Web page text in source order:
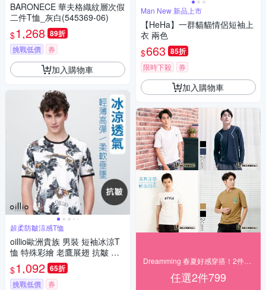
BARONECE 華夫格織紋層次假
二件T恤_灰白(545369-06)
$1,268 89折
挑戰低價 券
加入購物車
超柔防皺涼感T恤
oillio歐洲貴族 男裝 短袖冰涼T
恤 特殊彩繪 老鷹展翅 抗皺 透
氣輕盈 白色 法國品牌 有大尺碼
$1,092 65折
挑戰低價 券
Man New 新品上市
【HeHa】一群貓貓情侶短袖上
衣 兩色
$663 85折
限時下殺 券
加入購物車
任選2件799